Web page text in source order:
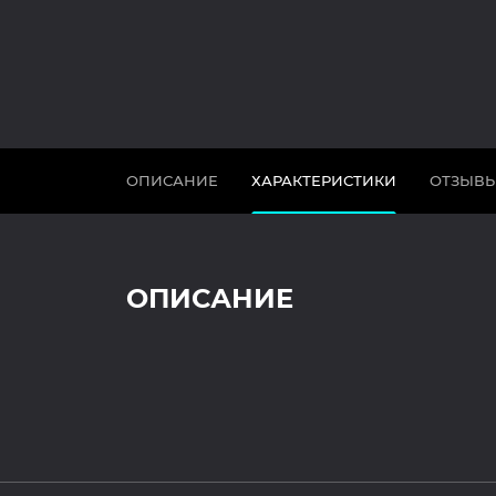
ОПИСАНИЕ ХАРАКТЕРИСТИКИ
ОПИСАНИЕ